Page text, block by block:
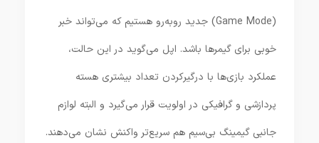
(Game Mode) جدید روبه‌رو هستیم که می‌تواند خبر
خوبی برای گیمرها باشد. اپل می‌گوید در این حالت،
عملکرد بازی‌ها با درگیرکردن تعداد بیشتری هسته
پردازشی و گرافیکی در اولویت قرار می‌گیرد و البته لوازم
جانبی گیمینگ بی‌سیم هم سریع‌تر واکنش نشان می‌دهند.